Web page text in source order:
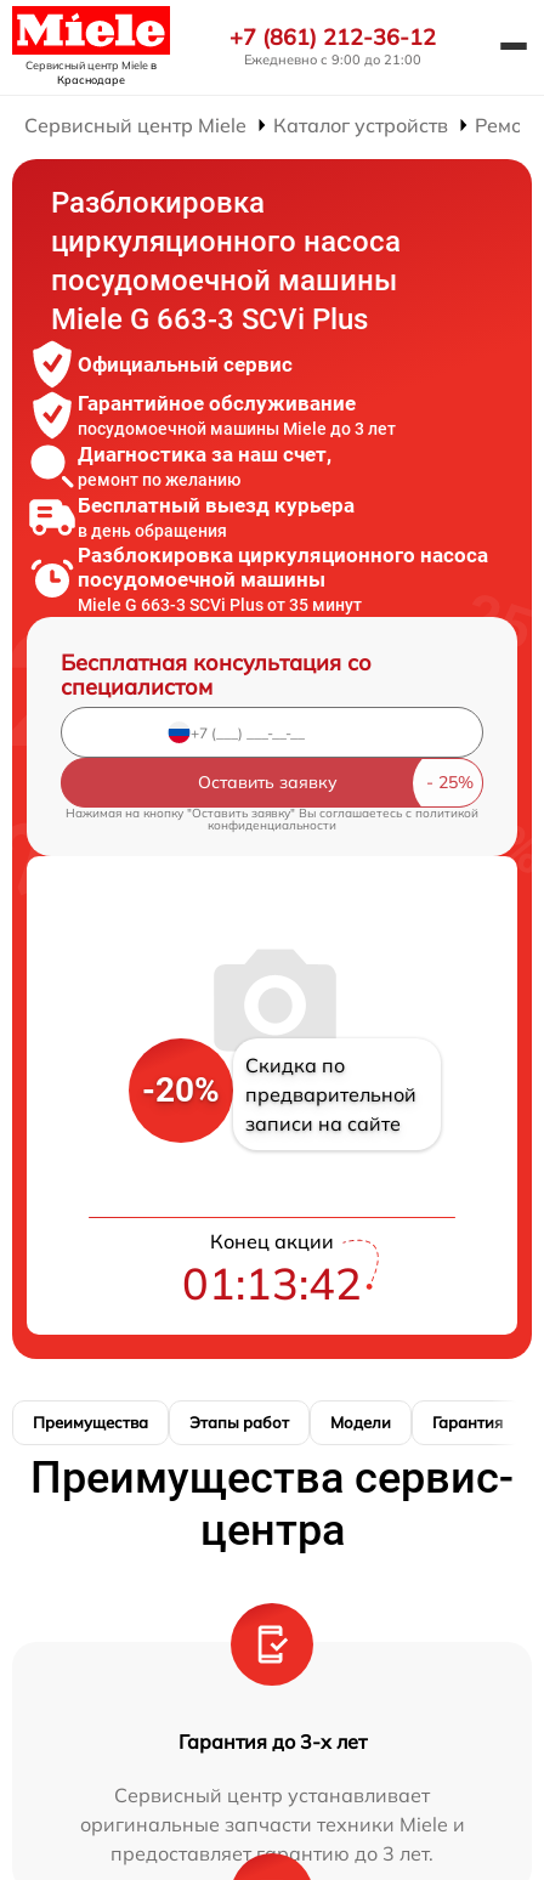
Сервисный центр Mieleв
Краснодаре
+7 (861) 212-36-12
Ежедневно с 9:00 до 21:00
Сервисный центр Miele Каталог устройств
Разблокировка
циркуляционного насоса
посудомоечной машины
Miele G 663-3 SCVi Plus
Официальный сервис
Гарантийное обслуживание
посудомоечной машины Miele до 3 лет
Диагностика за наш счет,
ремонт по желанию
Бесплатный выезд курьера
в день обращения
Разблокировка циркуляционного насоса
посудомоечной машины
Miele G 663-3 SCVi Plus от 35 минут
Бесплатная консультация со
специалистом
Оставить заявку
Нажимая на кнопку "Оставить заявку" Вы соглашаетесь cполитикой
конфиденциальности
-20%
Скидка по
предварительной
записи на сайте
Конец акции
01:13:41
Преимущества Этапы работ Модели Гарантия
Преимущества сервис-
центра
Гарантия до 3-х лет
Сервисный центр устанавливает
оригинальные запчасти техники Miele и
предоставляет гарантию до 3 лет.